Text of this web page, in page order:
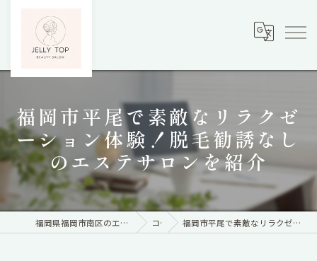
福岡市平尾で素敵なリラクゼ
ーション体験！脱毛勧誘なし
のエステサロンを紹介
福岡県福岡市南区のエステならBody care&脱毛サロン Jelly Top コラム 福岡市平尾で素敵なリラクゼーション体験！脱毛勧誘なしのエステサロンを紹介